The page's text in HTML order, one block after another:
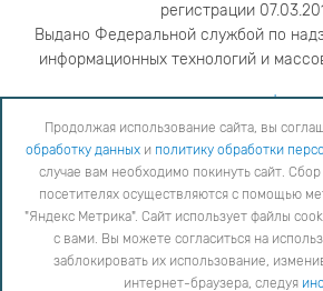
регистрации
Выдано Федеральной службой по
информационных технологий и
адрес редакции
телефон редакции
Продолжая использование сайта, вы соглашаетесь с согласие
обработки персональных данных
в ином случае вам
данных о посетителях осуществляются с помощью
Сайт использует файлы cookies для взаимодействия с
использование cookies или заблокировать их использование,
Продолжая использование сайта, вы
обработку данных и политику обработки
случае вам необходимо покинуть сайт.
посетителях осуществляются с помощью
"Яндекс Метрика". Сайт использует файлы
с вами. Вы можете согласиться на
заблокировать их использование,
интернет-браузера, следуя